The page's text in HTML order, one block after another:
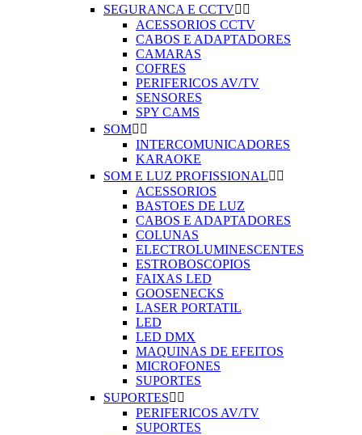
SEGURANCA E CCTV 
ACESSORIOS CCTV
CABOS E ADAPTADORES
CAMARAS
COFRES
PERIFERICOS AV/TV
SENSORES
SPY CAMS
SOM 
INTERCOMUNICADORES
KARAOKE
SOM E LUZ PROFISSIONAL 
ACESSORIOS
BASTOES DE LUZ
CABOS E ADAPTADORES
COLUNAS
ELECTROLUMINESCENTES
ESTROBOSCOPIOS
FAIXAS LED
GOOSENECKS
LASER PORTATIL
LED
LED DMX
MAQUINAS DE EFEITOS
MICROFONES
SUPORTES
SUPORTES 
PERIFERICOS AV/TV
SUPORTES